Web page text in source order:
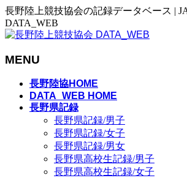
長野陸上競技協会の記録データベース |
DATA_WEB
MENU
長野陸協HOME
DATA_WEB HOME
長野県記録
長野県記録/男子
長野県記録/女子
長野県記録/男女
長野県高校生記録/男子
長野県高校生記録/女子